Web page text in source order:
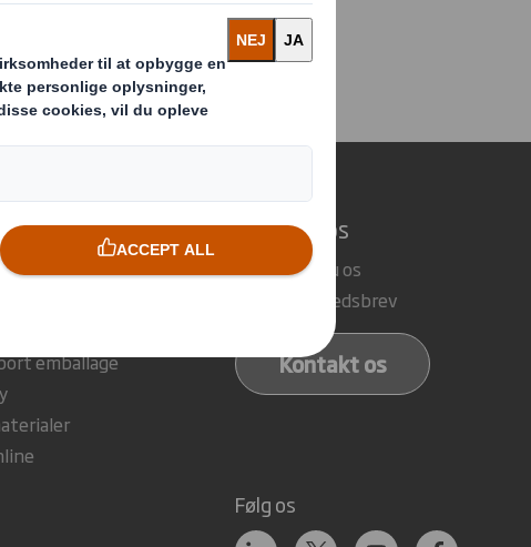
vi laver
emballage
Kontakt os
Her finder du os
Tilmeld nyhedsbrev
Kontakt os
Følg os